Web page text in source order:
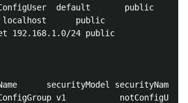
default       public
localhost      public
192.168.1.0/24 public
securityModel securityName
v1           notConfigUser